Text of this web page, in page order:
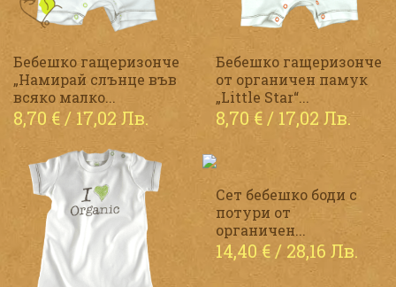
Бебешко гащеризонче
„Намирай слънце във
всяко малко...
8,70 € / 17,02 Лв.
Бебешко гащеризонче
от органичен памук
„Little Star“...
8,70 € / 17,02 Лв.
Сет бебешко боди с
потури от
органичен...
14,40 € / 28,16 Лв.